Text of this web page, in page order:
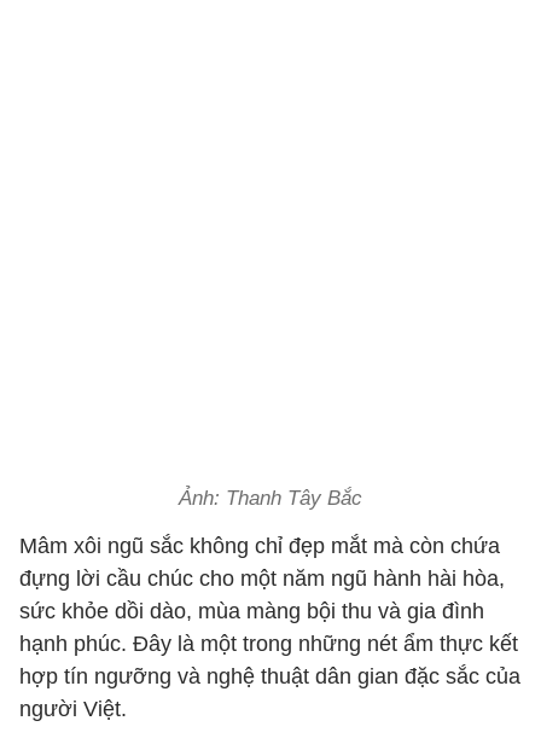
Ảnh: Thanh Tây Bắc
Mâm xôi ngũ sắc không chỉ đẹp mắt mà còn chứa
đựng lời cầu chúc cho một năm ngũ hành hài hòa,
sức khỏe dồi dào, mùa màng bội thu và gia đình
hạnh phúc. Đây là một trong những nét ẩm thực kết
hợp tín ngưỡng và nghệ thuật dân gian đặc sắc của
người Việt.